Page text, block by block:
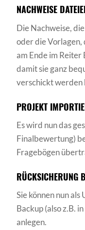
NACHWEISE
Die Nachweise,
oder die Vorlagen,
am Ende im Reiter
damit sie ganz
verschickt werden
PROJEKT
Es wird nun das
Finalbewertung)
Fragebögen
RÜCKSICHERUNG
Sie können nun als
Backup (also z.B.
anlegen.